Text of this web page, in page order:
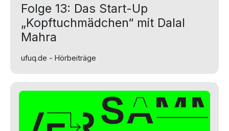
Folge 13: Das Start-Up
„Kopftuchmädchen“ mit Dalal
Mahra
ufuq.de - Hörbeiträge